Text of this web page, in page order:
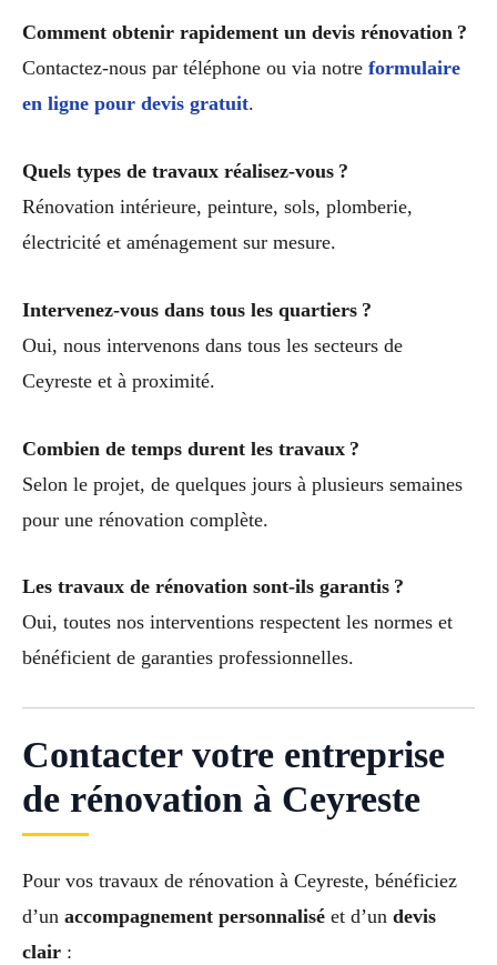
Comment obtenir rapidement un devis rénovation ?
Contactez-nous par téléphone ou via notre formulaire
en ligne pour devis gratuit.
Quels types de travaux réalisez-vous ?
Rénovation intérieure, peinture, sols, plomberie,
électricité et aménagement sur mesure.
Intervenez-vous dans tous les quartiers ?
Oui, nous intervenons dans tous les secteurs de
Ceyreste et à proximité.
Combien de temps durent les travaux ?
Selon le projet, de quelques jours à plusieurs semaines
pour une rénovation complète.
Les travaux de rénovation sont-ils garantis ?
Oui, toutes nos interventions respectent les normes et
bénéficient de garanties professionnelles.
Contacter votre entreprise
de rénovation à Ceyreste
Pour vos travaux de rénovation à Ceyreste, bénéficiez
d’un accompagnement personnalisé et d’un devis
clair :